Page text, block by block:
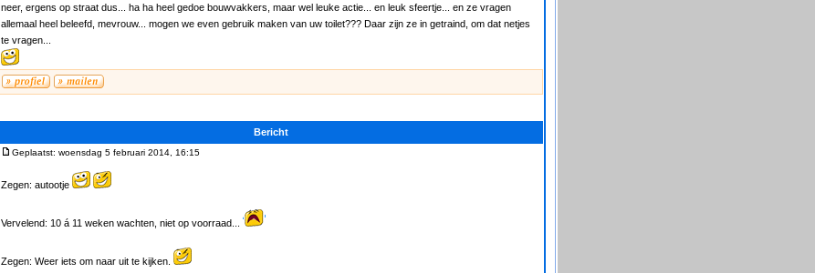
neer, ergens op straat dus... ha ha heel gedoe bouwvakkers, maar wel leuke actie... en leuk sfeertje... en ze vragen
allemaal heel beleefd, mevrouw... mogen we even gebruik maken van uw toilet??? Daar zijn ze in getraind, om dat netjes
te vragen...
Bericht
Geplaatst: woensdag 5 februari 2014, 16:15
Zegen: autootje
Vervelend: 10 á 11 weken wachten, niet op voorraad...
Zegen: Weer iets om naar uit te kijken.